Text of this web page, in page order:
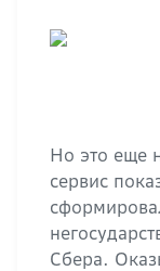
Но это еще
сервис
Сбера.